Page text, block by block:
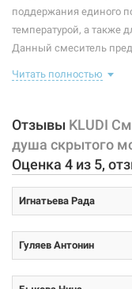
Материал корпуса
Тип конструкции:
поддержания единого
температурой, а также
Данный смеситель
температуру и напор
монтажная часть,
DN20 Flexx Boxx 88011 в
Класс расхода воды BB.
38°C. С керамическим
Характеристики и
внесенные
не несет.
Читать полностью
Отзывы KLUDI
душа скрытого
Оценка 4 из 5,
Игнатьева Рада
Гуляев Антонин